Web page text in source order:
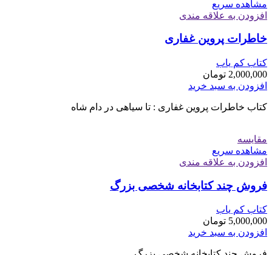
مشاهده سریع
افزودن به علاقه مندی
خاطرات پروین غفاری
کتاب کم یاب
2,000,000 تومان
افزودن به سبد خرید
کتاب خاطرات پروین غفاری : تا سیاهی در دام شاه
مقایسه
مشاهده سریع
افزودن به علاقه مندی
فروش چند کتابخانه شخصی بزرگ
کتاب کم یاب
5,000,000 تومان
افزودن به سبد خرید